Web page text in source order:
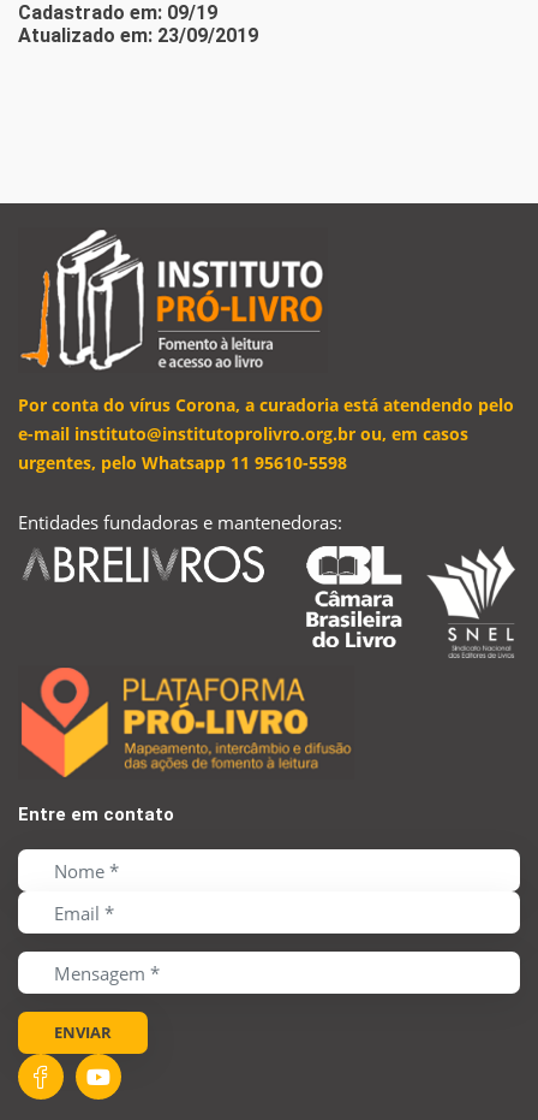
Cadastrado em: 09/19
Atualizado em: 23/09/2019
Por conta do vírus Corona, a curadoria está atendendo pelo
e-mail instituto@institutoprolivro.org.br ou, em casos
urgentes, pelo Whatsapp 11 95610-5598
Entidades fundadoras e mantenedoras:
Entre em contato